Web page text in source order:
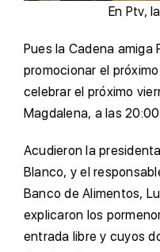
En Ptv,
Pues la Cadena
promocionar el
celebrar el próximo
Magdalena, a las
Acudieron la
Blanco, y el
Banco de Alimentos,
explicaron los
entrada libre y cuyos